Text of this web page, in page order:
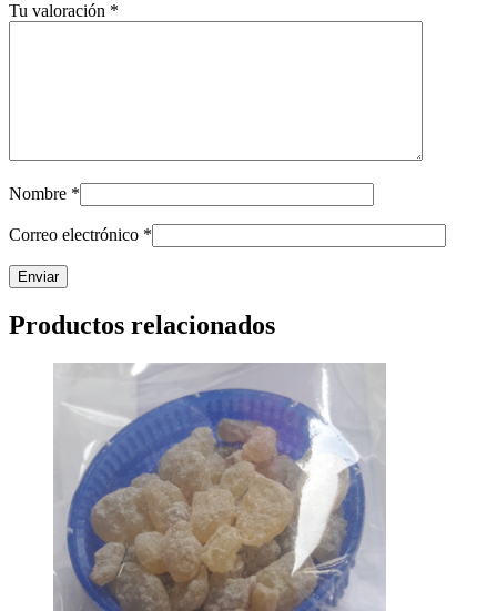
Tu valoración *
Nombre *
Correo electrónico *
Productos relacionados